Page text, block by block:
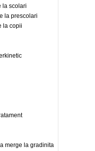
la scolari
la prescolari
la copii
merge la gradinita